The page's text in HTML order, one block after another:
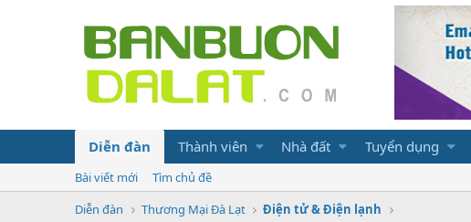
Diễn đàn Thành viên Nhà đất Tuyển dụng
Bài viết mới
Tìm chủ đề
Diễn đàn
Thương Mại Đà Lạt Điện tử & Điện lạnh